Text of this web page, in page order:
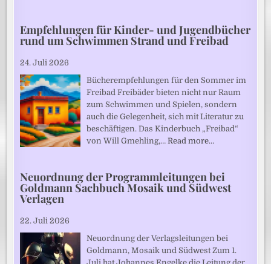
Empfehlungen für Kinder- und Jugendbücher
rund um Schwimmen Strand und Freibad
24. Juli 2026
Bücherempfehlungen für den Sommer im
Freibad Freibäder bieten nicht nur Raum
zum Schwimmen und Spielen, sondern
auch die Gelegenheit, sich mit Literatur zu
beschäftigen. Das Kinderbuch „Freibad“
von Will Gmehling,…Read more…
Neuordnung der Programmleitungen bei
Goldmann Sachbuch Mosaik und Südwest
Verlagen
22. Juli 2026
Neuordnung der Verlagsleitungen bei
Goldmann, Mosaik und Südwest Zum 1.